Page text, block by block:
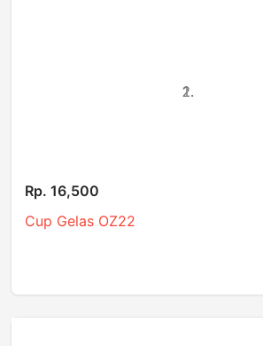
Rp. 16,500
Cup Gelas OZ22